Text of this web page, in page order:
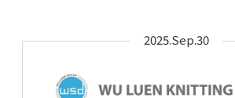
2025.Sep.30